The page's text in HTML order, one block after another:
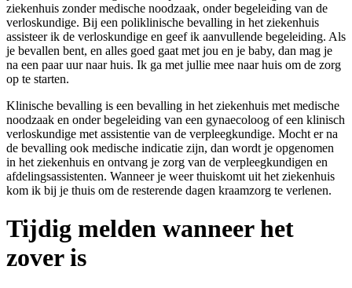
ziekenhuis zonder medische noodzaak, onder begeleiding van de
verloskundige. Bij een poliklinische bevalling in het ziekenhuis
assisteer ik de verloskundige en geef ik aanvullende begeleiding. Als
je bevallen bent, en alles goed gaat met jou en je baby, dan mag je
na een paar uur naar huis. Ik ga met jullie mee naar huis om de zorg
op te starten.
Klinische bevalling is een bevalling in het ziekenhuis met medische
noodzaak en onder begeleiding van een gynaecoloog of een klinisch
verloskundige met assistentie van de verpleegkundige. Mocht er na
de bevalling ook medische indicatie zijn, dan wordt je opgenomen
in het ziekenhuis en ontvang je zorg van de verpleegkundigen en
afdelingsassistenten. Wanneer je weer thuiskomt uit het ziekenhuis
kom ik bij je thuis om de resterende dagen kraamzorg te verlenen.
Tijdig melden wanneer het
zover is